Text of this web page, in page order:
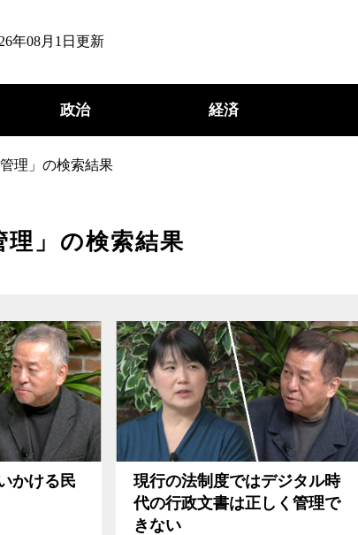
年08月1日更新
政治 経済
管理」の検索結果
理」の検索結果
かける民
現行の法制度ではデジタル時
代の行政文書は正しく管理で
きない